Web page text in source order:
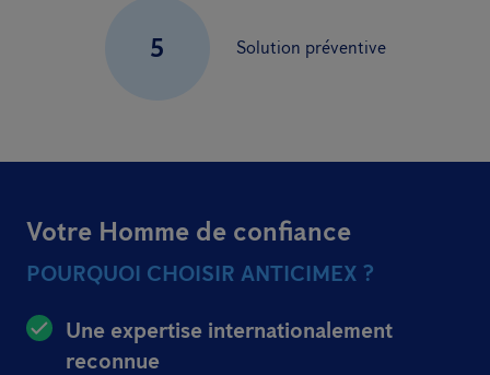
5 Solution préventive
Votre Homme de confiance
POURQUOI CHOISIR ANTICIMEX ?
Une expertise internationalement
reconnue